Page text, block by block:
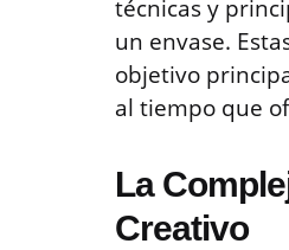
técnicas y
un envase.
objetivo
al tiempo que
La
Creativo